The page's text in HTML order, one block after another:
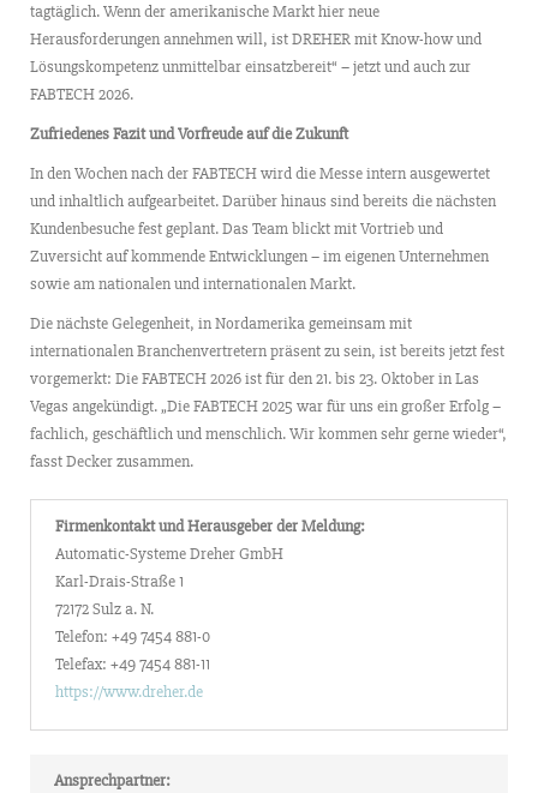
tagtäglich. Wenn der amerikanische Markt hier neue
Herausforderungen annehmen will, ist DREHER mit Know-how und
Lösungskompetenz unmittelbar einsatzbereit“ – jetzt und auch zur
FABTECH 2026.
Zufriedenes Fazit und Vorfreude auf die Zukunft
In den Wochen nach der FABTECH wird die Messe intern ausgewertet
und inhaltlich aufgearbeitet. Darüber hinaus sind bereits die nächsten
Kundenbesuche fest geplant. Das Team blickt mit Vortrieb und
Zuversicht auf kommende Entwicklungen – im eigenen Unternehmen
sowie am nationalen und internationalen Markt.
Die nächste Gelegenheit, in Nordamerika gemeinsam mit
internationalen Branchenvertretern präsent zu sein, ist bereits jetzt fest
vorgemerkt: Die FABTECH 2026 ist für den 21. bis 23. Oktober in Las
Vegas angekündigt. „Die FABTECH 2025 war für uns ein großer Erfolg –
fachlich, geschäftlich und menschlich. Wir kommen sehr gerne wieder“,
fasst Decker zusammen.
Firmenkontakt und Herausgeber der Meldung:
Automatic-Systeme Dreher GmbH
Karl-Drais-Straße 1
72172 Sulz a. N.
Telefon: +49 7454 881-0
Telefax: +49 7454 881-11
https://www.dreher.de
Ansprechpartner: